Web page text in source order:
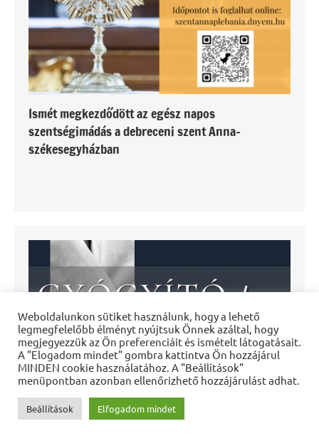
Ismét megkezdődött az egész napos
szentségimádás a debreceni szent Anna-
székesegyházban
Weboldalunkon sütiket használunk, hogy a lehető
legmegfelelőbb élményt nyújtsuk Önnek azáltal, hogy
megjegyezzük az Ön preferenciáit és ismételt látogatásait.
A "Elogadom mindet" gombra kattintva Ön hozzájárul
MINDEN cookie használatához. A "Beállítások"
menüpontban azonban ellenőrizhető hozzájárulást adhat.
Beállítások Elfogadom mindet